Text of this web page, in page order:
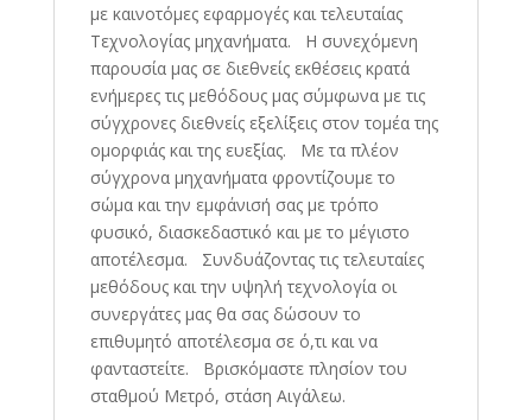
με καινοτόμες εφαρμογές και τελευταίας
Τεχνολογίας μηχανήματα. Η συνεχόμενη
παρουσία μας σε διεθνείς εκθέσεις κρατά
ενήμερες τις μεθόδους μας σύμφωνα με τις
σύγχρονες διεθνείς εξελίξεις στον τομέα της
ομορφιάς και της ευεξίας. Με τα πλέον
σύγχρονα μηχανήματα φροντίζουμε το
σώμα και την εμφάνισή σας με τρόπο
φυσικό, διασκεδαστικό και με το μέγιστο
αποτέλεσμα. Συνδυάζοντας τις τελευταίες
μεθόδους και την υψηλή τεχνολογία οι
συνεργάτες μας θα σας δώσουν το
επιθυμητό αποτέλεσμα σε ό,τι και να
φανταστείτε. Βρισκόμαστε πλησίον του
σταθμού Μετρό, στάση Αιγάλεω.